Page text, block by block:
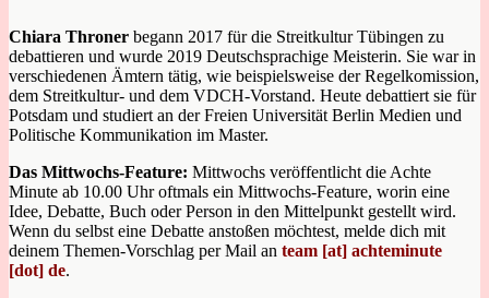
Chiara Throner begann 2017 für die Streitkultur Tübingen zu
debattieren und wurde 2019 Deutschsprachige Meisterin. Sie war in
verschiedenen Ämtern tätig, wie beispielsweise der Regelkomission,
dem Streitkultur- und dem VDCH-Vorstand. Heute debattiert sie für
Potsdam und studiert an der Freien Universität Berlin Medien und
Politische Kommunikation im Master.
Das Mittwochs-Feature: Mittwochs veröffentlicht die Achte
Minute ab 10.00 Uhr oftmals ein Mittwochs-Feature, worin eine
Idee, Debatte, Buch oder Person in den Mittelpunkt gestellt wird.
Wenn du selbst eine Debatte anstoßen möchtest, melde dich mit
deinem Themen-Vorschlag per Mail an team [at] achteminute
[dot] de.